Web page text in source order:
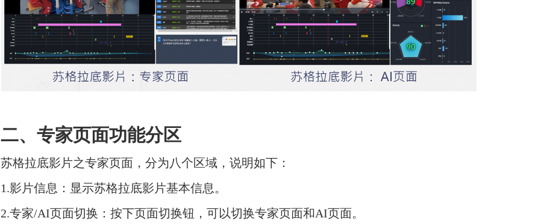
二、专家页面功能分区
苏格拉底影片之专家页面，分为八个区域，说明如下：
1.影片信息：显示苏格拉底影片基本信息。
2.专家/AI页面切换：按下页面切换钮，可以切换专家页面和AI页面。